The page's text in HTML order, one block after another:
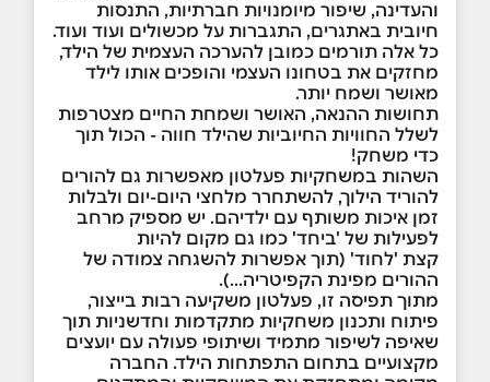
והעדינה, שיפור מיומנויות חברתיות, התנסות
חיובית באתגרים, התגברות על מכשולים ועוד ועוד.
כל אלה תורמים כמובן להערכה העצמית של הילד,
מחזקים את בטחונו העצמי והופכים אותו לילד
מאושר ושמח יותר.
תחושות ההנאה, האושר ושמחת החיים מצטרפות
לשלל החוויות החיוביות שהילד חווה - הכול תוך
כדי משחק!
השהות במשחקיות פעלטון מאפשרות גם להורים
להוריד הילוך, להשתחרר מלחצי היום-יום ולבלות
זמן איכות משותף עם ילדיהם. יש מספיק מרחב
לפעילות של 'ביחד' כמו גם מקום להיות
קצת 'לחוד' (תוך אפשרות להשגחה צמודה של
ההורים מפינת הקפיטריה...).
מתוך תפיסה זו, פעלטון משקיעה רבות בייצור,
פיתוח ותכנון משחקיות מתקדמות וחדשניות תוך
שאיפה לשיפור מתמיד ושיתופי פעולה עם יועצים
מקצועיים בתחום התפתחות הילד. החברה